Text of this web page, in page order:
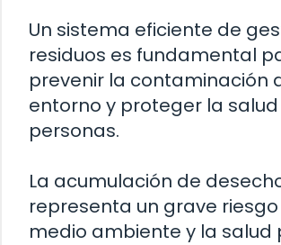
Un sistema eficiente de
residuos es fundamental
prevenir la contaminación
entorno y proteger la
personas.
La acumulación de
representa un grave
medio ambiente y la salud